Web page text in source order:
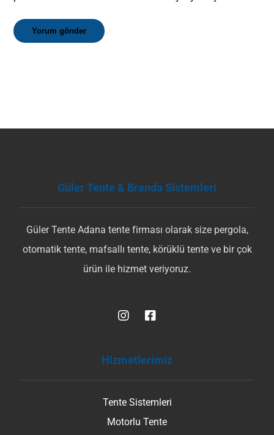
Yorum gönder
Güler Tente & Branda Sistemleri
Güler Tente Adana tente firması olarak size pergola,
otomatik tente, mafsallı tente, körüklü tente ve bir çok
ürün ile hizmet veriyoruz.
Hizmetlerimiz
Tente Sistemleri
Motorlu Tente